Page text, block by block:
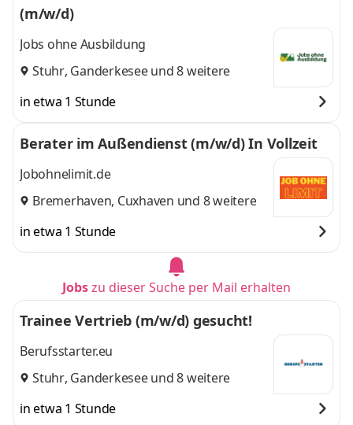
(m/w/d)
Jobs ohne Ausbildung
Stuhr, Ganderkeseeund 8 weitere
in etwa 1 Stunde
Berater im Außendienst (m/w/d) In Vollzeit
Jobohnelimit.de
Bremerhaven, Cuxhaven und 8 weitere
in etwa 1 Stunde
Jobszu dieser Suche per Mail erhalten
Trainee Vertrieb (m/w/d) gesucht!
Berufsstarter.eu
Stuhr, Ganderkeseeund 8 weitere
in etwa 1 Stunde